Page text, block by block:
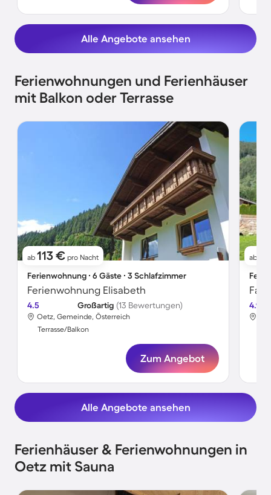
Alle Angebote ansehen
Ferienwohnungen und Ferienhäuser
mit Balkon oder Terrasse
ab 113 € pro Nacht
Ferienwohnung ∙ 6 Gäste ∙ 3 Schlafzimmer
Ferienwohnung Elisabeth
4.5 Großartig (13 Bewertungen)
Oetz, Gemeinde, Österreich
Terrasse/Balkon
Zum Angebot
ab
4.9
Alle Angebote ansehen
Ferienhäuser & Ferienwohnungen in
Oetz mit Sauna